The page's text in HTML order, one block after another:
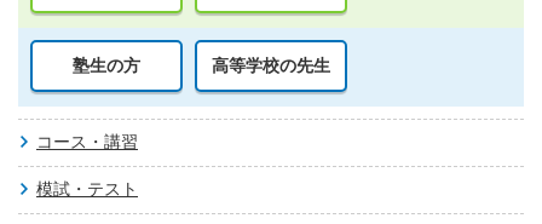
塾生の方 高等学校の先生
コース・講習
模試・テスト